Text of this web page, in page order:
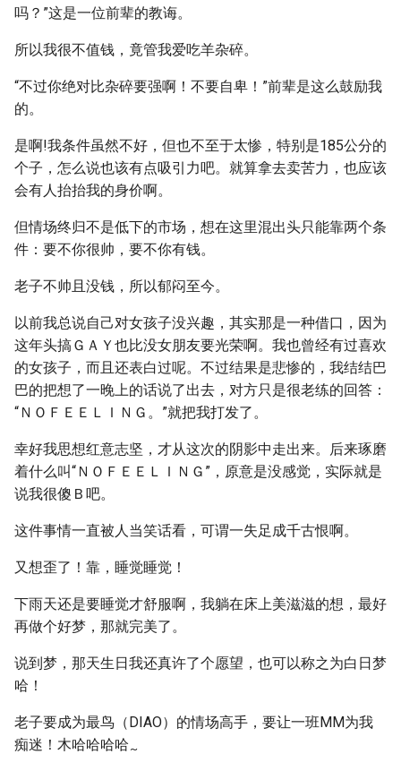
吗？”这是一位前辈的教诲。
所以我很不值钱，竟管我爱吃羊杂碎。
“不过你绝对比杂碎要强啊！不要自卑！”前辈是这么鼓励我
的。
是啊!我条件虽然不好，但也不至于太惨，特别是185公分的
个子，怎么说也该有点吸引力吧。就算拿去卖苦力，也应该
会有人抬抬我的身价啊。
但情场终归不是低下的市场，想在这里混出头只能靠两个条
件：要不你很帅，要不你有钱。
老子不帅且没钱，所以郁闷至今。
以前我总说自己对女孩子没兴趣，其实那是一种借口，因为
这年头搞ＧＡＹ也比没女朋友要光荣啊。我也曾经有过喜欢
的女孩子，而且还表白过呢。不过结果是悲惨的，我结结巴
巴的把想了一晚上的话说了出去，对方只是很老练的回答：
“ＮＯＦＥＥＬＩＮＧ。”就把我打发了。
幸好我思想红意志坚，才从这次的阴影中走出来。后来琢磨
着什么叫“ＮＯＦＥＥＬＩＮＧ”，原意是没感觉，实际就是
说我很傻Ｂ吧。
这件事情一直被人当笑话看，可谓一失足成千古恨啊。
又想歪了！靠，睡觉睡觉！
下雨天还是要睡觉才舒服啊，我躺在床上美滋滋的想，最好
再做个好梦，那就完美了。
说到梦，那天生日我还真许了个愿望，也可以称之为白日梦
哈！
老子要成为最鸟（DIAO）的情场高手，要让一班MM为我
痴迷！木哈哈哈哈 ~